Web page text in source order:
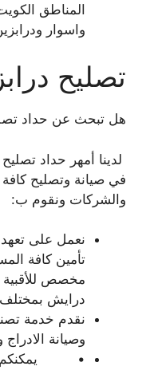
المناطق
واسوار
تصليح
هل تبحث عن حداد
لدينا أمهر حداد
في صيانة وتصليح كافة
والشركات ونقوم ب:
نعمل على تعهد
تأمين كافة
مخصص للأقبية
درايش بمختلف
نقدم خدمة
وصيانة الادراج
• يمكنكم